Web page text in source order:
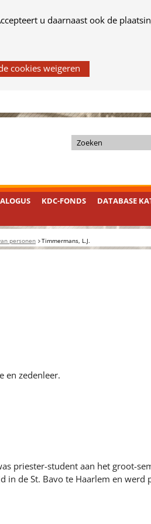
u daarnaast ook de
KDC-FONDS
DATABASE
personen Timmermans, L.J.
en zedenleer.
priester-student aan het groot-
de St. Bavo te Haarlem en werd